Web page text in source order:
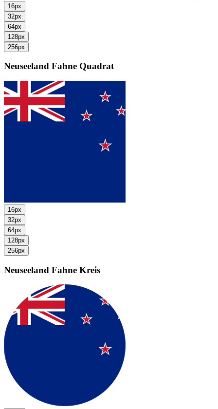
16px
32px
64px
128px
256px
Neuseeland Fahne Quadrat
16px
32px
64px
128px
256px
Neuseeland Fahne Kreis